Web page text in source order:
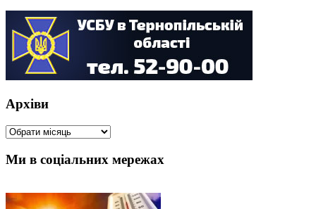
Архіви
Архіви
Ми в соціальних мережах